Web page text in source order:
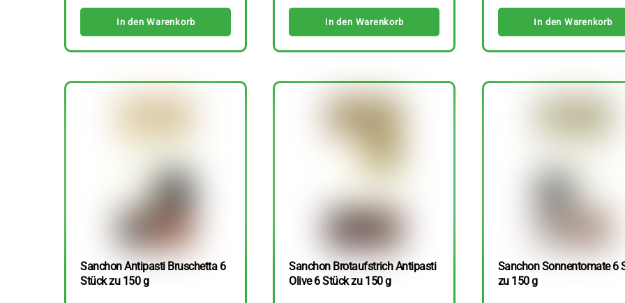
In den Warenkorb In den Warenkorb In den Warenkorb
Sanchon Antipasti Bruschetta 6
Stück zu 150 g
Sanchon Brotaufstrich Antipasti
Olive 6 Stück zu 150 g
Sanchon Sonnentomate 6
zu 150 g